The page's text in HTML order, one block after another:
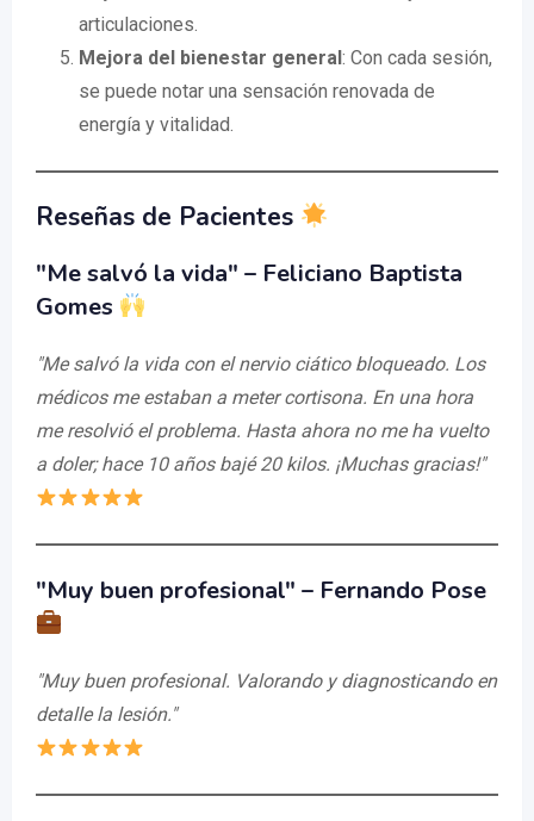
articulaciones.
Mejora del bienestar general: Con cada sesión,
se puede notar una sensación renovada de
energía y vitalidad.
Reseñas de Pacientes
"Me salvó la vida" – Feliciano Baptista
Gomes
"Me salvó la vida con el nervio ciático bloqueado. Los
médicos me estaban a meter cortisona. En una hora
me resolvió el problema. Hasta ahora no me ha vuelto
a doler; hace 10 años bajé 20 kilos. ¡Muchas gracias!"
"Muy buen profesional" – Fernando Pose
"Muy buen profesional. Valorando y diagnosticando en
detalle la lesión."